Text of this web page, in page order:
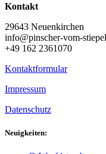
Kontakt
29643 Neuenkirchen
info@pinscher-vom-
+49 162 2361070
Kontaktformular
Impressum
Datenschutz
Neuigkeiten: